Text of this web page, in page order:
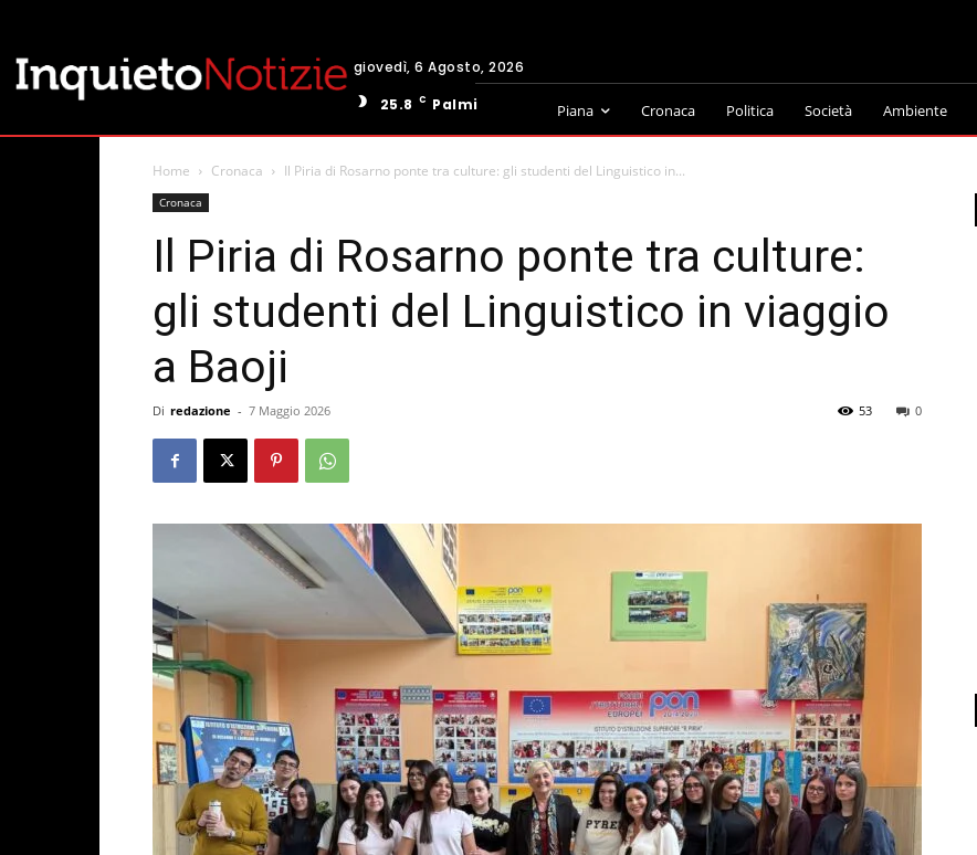
giovedì, 6 Agosto, 2026
25.8
C Palmi Piana Cronaca Politica Società Ambiente
Home Cronaca Il Piria di Rosarno ponte tra culture: gli studenti del Linguistico in...
Cronaca
Il Piria di Rosarno ponte tra culture:
gli studenti del Linguistico in viaggio
a Baoji
Di redazione - 7 Maggio 2026 0
53